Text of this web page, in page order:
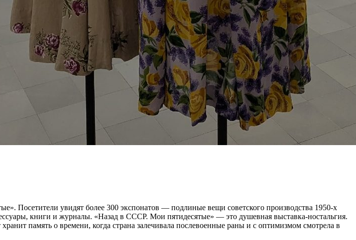
Посетители увидят более 300 экспонатов — подлиные вещи советского производства 1950-х
книги и журналы. «Назад в СССР. Мои пятидесятые» — это душевная выставка-ностальгия.
память о времени, когда страна залечивала послевоенные раны и с оптимизмом смотрела в